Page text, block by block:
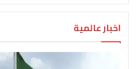
اخبار عالمية